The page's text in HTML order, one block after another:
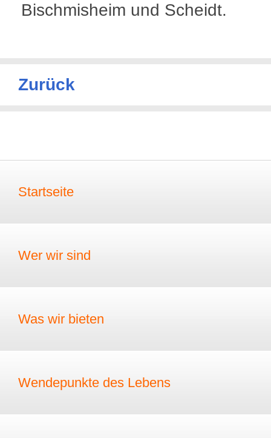
Bischmisheim und Scheidt.
Zurück
Startseite
Wer wir sind
Was wir bieten
Wendepunkte des Lebens